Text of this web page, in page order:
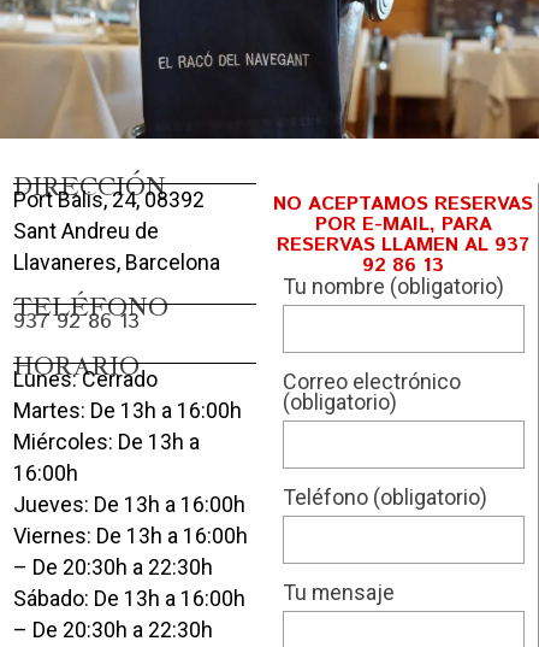
NO ACEPTAMOS RESERVAS
POR E-MAIL, PARA
RESERVAS LLAMEN AL 937
92 86 13
Tu nombre (obligatorio)
Correo electrónico
(obligatorio)
Teléfono (obligatorio)
Tu mensaje
DIRECCIÓN
Port Balis, 24, 08392
Sant Andreu de
Llavaneres, Barcelona
TELÉFONO
937 92 86 13
HORARIO
Lunes: Cerrado
Martes: De 13h a 16:00h
Miércoles: De 13h a
16:00h
Jueves: De 13h a 16:00h
Viernes: De 13h a 16:00h
– De 20:30h a 22:30h
Sábado: De 13h a 16:00h
– De 20:30h a 22:30h